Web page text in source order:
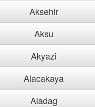
Aksehir
Aksu
Akyazi
Alacakaya
Aladag